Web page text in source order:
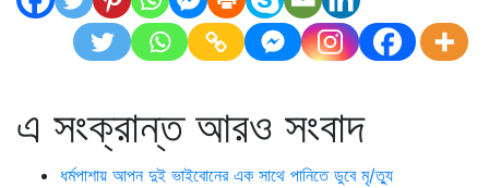
এ সংক্রান্ত আরও সংবাদ
ধর্মপাশায় আপন দুই ভাইবোনের এক সাথে পানিতে ডুবে মৃ/ত্যু